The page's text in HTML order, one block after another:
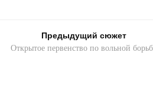
Предыдущий сюжет
Открытое первенство по вольной